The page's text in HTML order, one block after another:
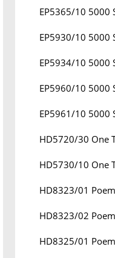
EP5365/10 5000
EP5930/10 5000
EP5934/10 5000
EP5960/10 5000
EP5961/10 5000
HD5720/30 One
HD5730/10 One
HD8323/01
HD8323/02
HD8325/01